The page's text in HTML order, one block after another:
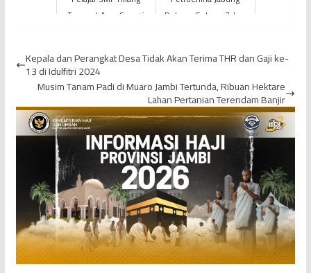
Terseret Arus Sungai
Dukung Gelaran Zabag
Kepala dan Perangkat Desa Tidak Akan Terima THR dan Gaji ke-
13 di Idulfitri 2024
Musim Tanam Padi di Muaro Jambi Tertunda, Ribuan Hektare
Lahan Pertanian Terendam Banjir